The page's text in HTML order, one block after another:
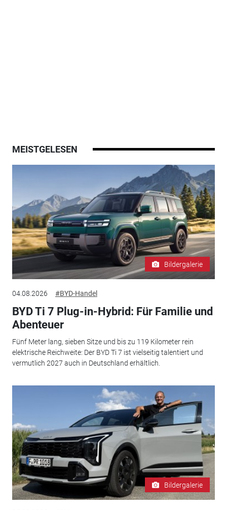
MEISTGELESEN
Bildergalerie
04.08.2026 #BYD-Handel
BYD Ti 7 Plug-in-Hybrid: Für Familie und
Abenteuer
Fünf Meter lang, sieben Sitze und bis zu 119 Kilometer rein
elektrische Reichweite: Der BYD Ti 7 ist vielseitig talentiert und
vermutlich 2027 auch in Deutschland erhältlich.
Bildergalerie